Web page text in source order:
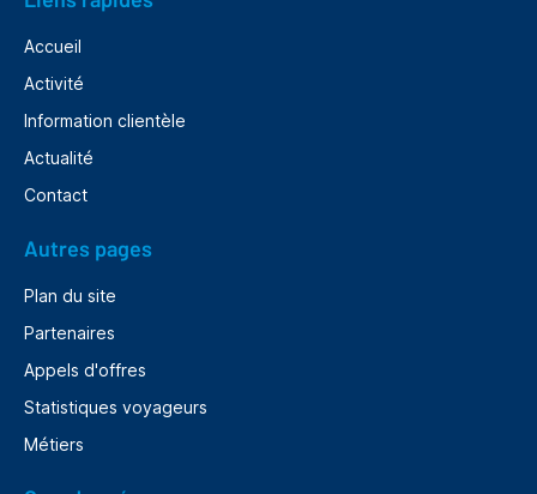
Accueil
Activité
Information clientèle
Actualité
Contact
Autres pages
Plan du site
Partenaires
Appels d'offres
Statistiques voyageurs
Métiers